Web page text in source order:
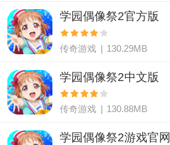
学园偶像祭2官方版
传奇游戏 | 130.29MB
学园偶像祭2中文版
传奇游戏 130.88MB
学园偶像祭2游戏官网